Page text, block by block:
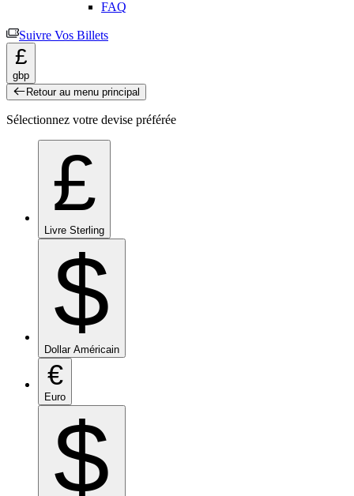
FAQ
Suivre Vos Billets
£
gbp
Retour au menu principal
Sélectionnez votre devise préférée
£
Livre Sterling
$
Dollar Américain
€
Euro
$